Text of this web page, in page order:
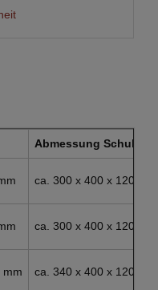
Abmessung
ca. 300 x 400 x 120 mm
ca. 300 x 400 x 120 mm
mm ca. 340 x 400 x 120 mm